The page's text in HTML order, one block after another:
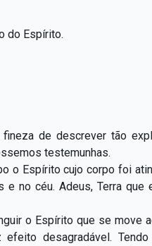
do Espírito.
de descrever tão
testemunhas.
o Espírito cujo corpo foi
no céu. Adeus, Terra que
o Espírito que se move
desagradável.